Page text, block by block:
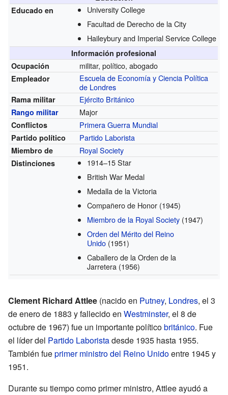
Educado en
University College
Facultad de Derecho de la City
Haileybury and Imperial Service College
Información profesional
Ocupación
militar, político, abogado
Empleador
Escuela de Economía y Ciencia Política
de Londres
Rama militar Ejército Británico
Rango militar Major
Conflictos Primera Guerra Mundial
Partido político Partido Laborista
Miembro de Royal Society
Distinciones
1914–15 Star
British War Medal
Medalla de la Victoria
Compañero de Honor (1945)
Miembro de la Royal Society (1947)
Orden del Mérito del Reino
Unido (1951)
Caballero de la Orden de la
Jarretera (1956)
Clement Richard Attlee (nacido en Putney, Londres, el 3
de enero de 1883 y fallecido en Westminster, el 8 de
octubre de 1967) fue un importante políticobritánico. Fue
el líder del Partido Laboristadesde 1935 hasta 1955.
También fueprimer ministro del Reino Unidoentre 1945 y
1951.
Durante su tiempo como primer ministro, Attlee ayudó a